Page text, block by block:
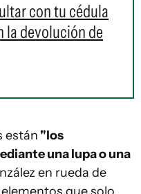
con tu cédula
la devolución de
están "los
una lupa o una
en rueda de